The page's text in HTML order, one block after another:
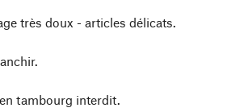
très doux - articles délicats.
tambourg interdit.